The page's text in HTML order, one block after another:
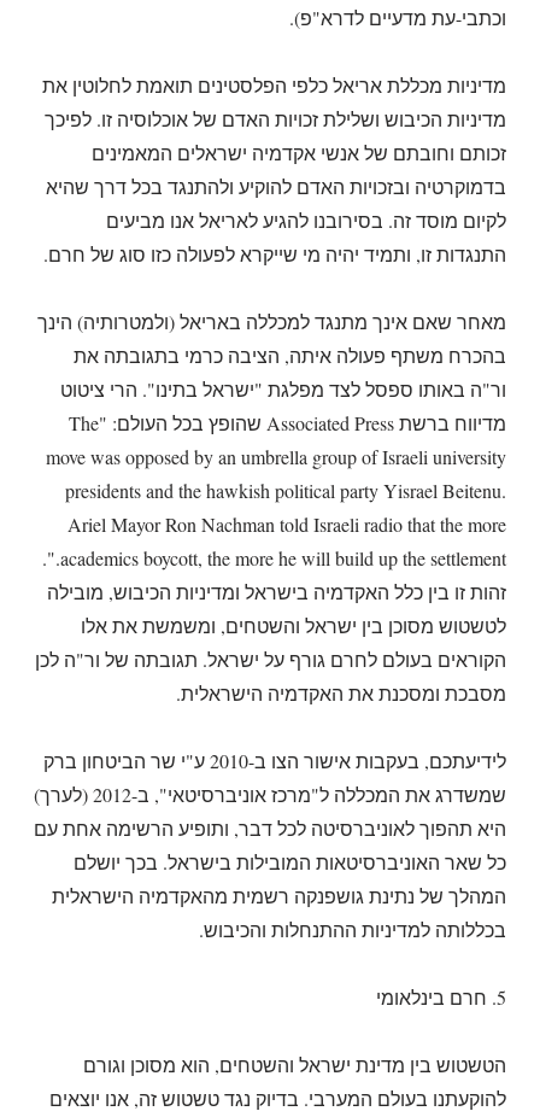
וכתבי-עת מדעיים לדרא"פ).
מדיניות מכללת אריאל כלפי הפלסטינים תואמת לחלוטין את
מדיניות הכיבוש ושלילת זכויות האדם של אוכלוסיה זו. לפיכך
זכותם וחובתם של אנשי אקדמיה ישראלים המאמינים
בדמוקרטיה ובזכויות האדם להוקיע ולהתנגד בכל דרך שהיא
לקיום מוסד זה. בסירובנו להגיע לאריאל אנו מביעים
התנגדות זו, ותמיד יהיה מי שייקרא לפעולה כזו סוג של חרם.
מאחר שאם אינך מתנגד למכללה באריאל (ולמטרותיה) הינך
בהכרח משתף פעולה איתה, הציבה כרמי בתגובתה את
ור"ה באותו ספסל לצד מפלגת "ישראל בתינו". הרי ציטוט
מדיווח ברשת Associated Press שהופץ בכל העולם: "The
move was opposed by an umbrella group of Israeli university
presidents and the hawkish political party Yisrael Beitenu.
Ariel Mayor Ron Nachman told Israeli radio that the more
academics boycott, the more he will build up the settlement.".
זהות זו בין כלל האקדמיה בישראל ומדיניות הכיבוש, מובילה
לטשטוש מסוכן בין ישראל והשטחים, ומשמשת את אלו
הקוראים בעולם לחרם גורף על ישראל. תגובתה של ור"ה לכן
מסבכת ומסכנת את האקדמיה הישראלית.
לידיעתכם, בעקבות אישור הצו ב-2010 ע"י שר הביטחון ברק
שמשדרג את המכללה ל"מרכז אוניברסיטאי", ב-2012 (לערך)
היא תהפוך לאוניברסיטה לכל דבר, ותופיע הרשימה אחת עם
כל שאר האוניברסיטאות המובילות בישראל. בכך יושלם
המהלך של נתינת גושפנקה רשמית מהאקדמיה הישראלית
בכללותה למדיניות ההתנחלות והכיבוש.
5. חרם בינלאומי
הטשטוש בין מדינת ישראל והשטחים, הוא מסוכן וגורם
להוקעתנו בעולם המערבי. בדיוק נגד טשטוש זה, אנו יוצאים